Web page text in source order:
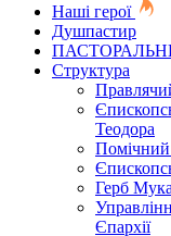
Наші герої
Душпастир
Структура
Теодора
Помічний
Герб
Єпархії